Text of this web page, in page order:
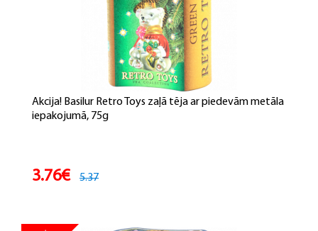
Akcija! Basilur Retro Toys zaļā tēja ar piedevām metāla
iepakojumā, 75g
3.76€ 5.37